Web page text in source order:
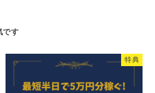
特典